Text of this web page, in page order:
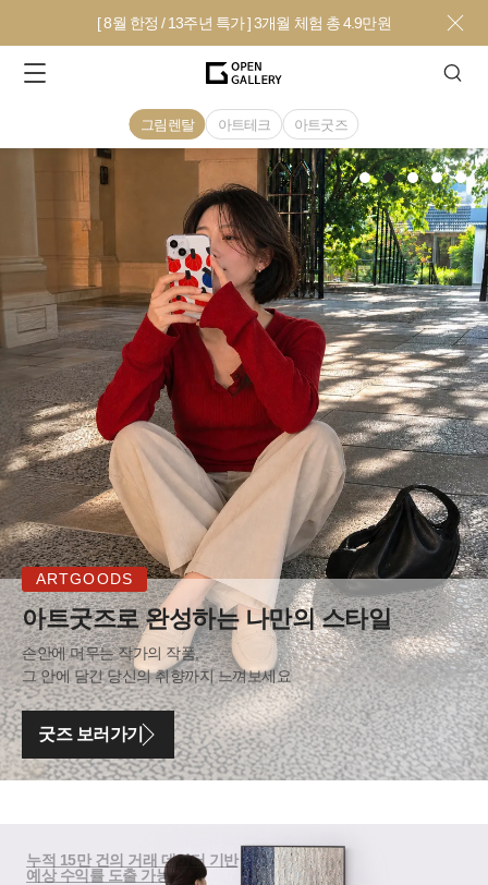
[ 8월 한정 / 13주년 특가 ] 3개월 체험 총 4.9만원
그림렌탈 아트테크 아트굿즈
ARTGOODS
아트굿즈로 완성하는 나만의 스타일
손안에 머무는 작가의 작품,
그 안에 담긴 당신의 취향까지 느껴보세요
굿즈 보러가기
누적 15만 건의 거래 데이터 기반
예상 수익률 도출 가능